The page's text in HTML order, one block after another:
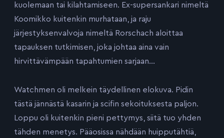
kuolemaan tai kilahtamiseen. Ex-supersankari nimeltä
Koomikko kuitenkin murhataan, ja raju
järjestyksenvalvoja nimeltä Rorschach aloittaa
tapauksen tutkimisen, joka johtaa aina vain
hirvittävämpään tapahtumien sarjaan…
Watchmen oli melkein täydellinen elokuva. Pidin
tästä jännästä kasarin ja scifin sekoituksesta paljon.
Loppu oli kuitenkin pieni pettymys, siitä tuo yhden
tähden menetys. Pääosissa nähdään huipputähtiä,